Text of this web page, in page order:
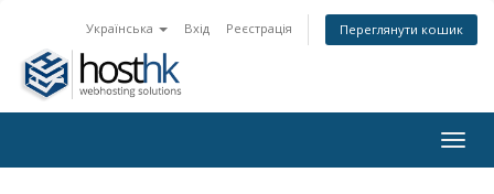
Українська Вхід Реєстрація Переглянути кошик